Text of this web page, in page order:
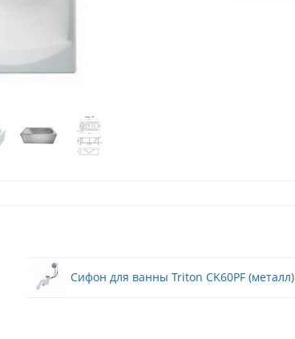
Сифон для ванны Triton CK60PF (металл)